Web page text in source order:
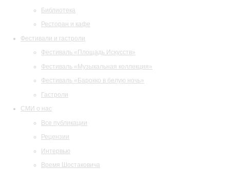
Библиотека
Ресторан и кафе
Фестивали и гастроли
Фестиваль «Площадь Искусств»
Фестиваль «Музыкальная коллекция»
Фестиваль «Барокко в белую ночь»
Гастроли
СМИ о нас
Все публикации
Рецензии
Интервью
Время Шостаковича